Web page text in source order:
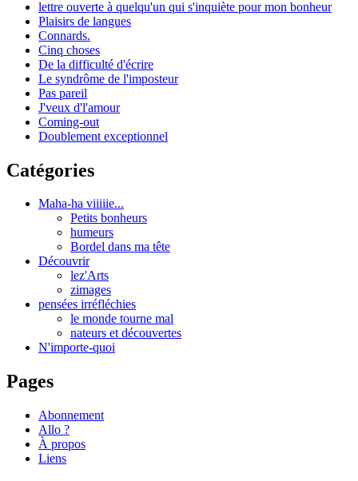
lettre ouverte à quelqu'un qui s'inquiète pour mon bonheur
Plaisirs de langues
Connards.
Cinq choses
De la difficulté d'écrire
Le syndrôme de l'imposteur
Pas pareil
J'veux d'l'amour
Coming-out
Doublement exceptionnel
Catégories
Maha-ha viiiiie...
Petits bonheurs
humeurs
Bordel dans ma tête
Découvrir
lez'Arts
zimages
pensées irréfléchies
le monde tourne mal
nateurs et découvertes
N'importe-quoi
Pages
Abonnement
Allo ?
À propos
Liens